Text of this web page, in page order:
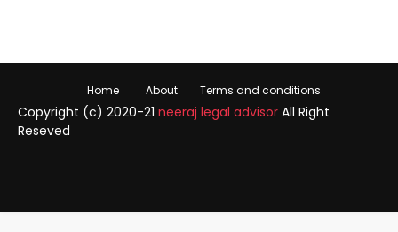
Home About Terms and conditions
Copyright (c) 2020-21 neeraj legal advisor All Right
Reseved